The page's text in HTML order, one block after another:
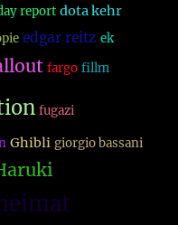
report dota kehr
edgar reitz ek
fargo fillm
fugazi
Ghibli giorgio bassani